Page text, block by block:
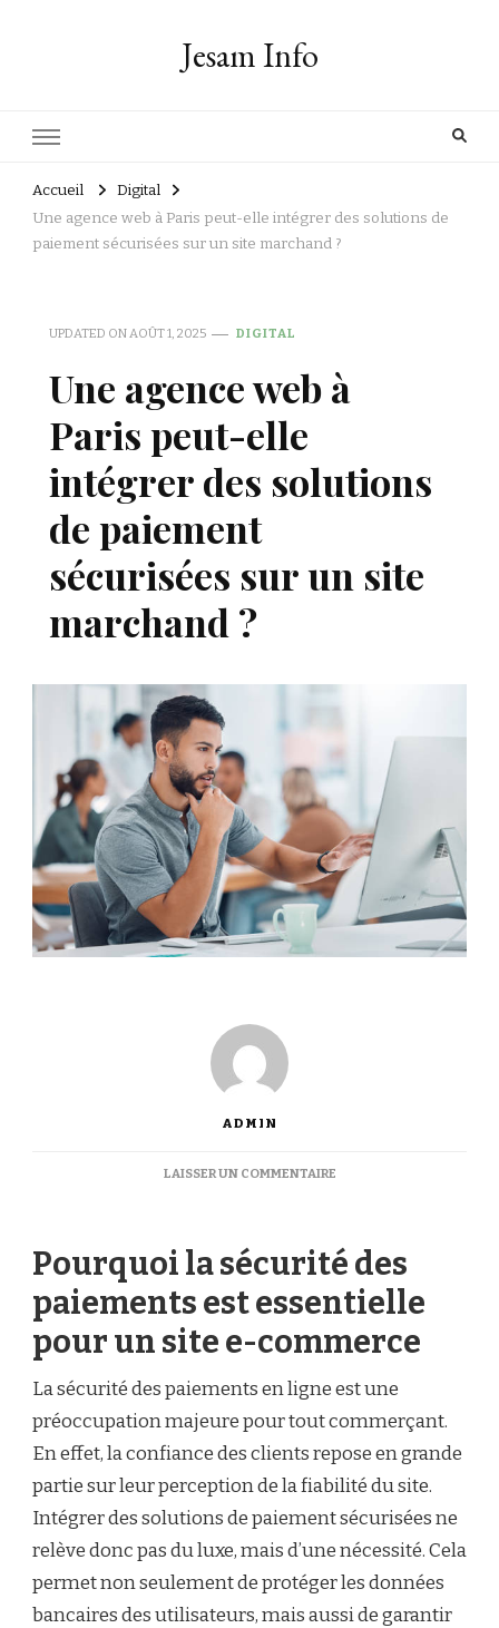
Jesam Info
Accueil
Digital
Une agence web à Paris peut-elle intégrer des solutions de
paiement sécurisées sur un site marchand ?
UPDATED ONAOÛT 1, 2025 DIGITAL
Une agence web à
Paris peut-elle
intégrer des solutions
de paiement
sécurisées sur un site
marchand ?
ADMIN
LAISSER UN COMMENTAIRESUR
À
PARIS
PEUT-
INTÉGRER
SOLUTIONS
PAIEMENT
SÉCURISÉES
SUR
UN
SITE
?
Pourquoi la sécurité des
paiements est essentielle
pour un site e-commerce
La sécurité des paiements en ligne est une
préoccupation majeure pour tout commerçant.
En effet, la confiance des clients repose en grande
partie sur leur perception de la fiabilité du site.
Intégrer des solutions de paiement sécurisées ne
relève donc pas du luxe, mais d’une nécessité. Cela
permet non seulement de protéger les données
bancaires des utilisateurs, mais aussi de garantir